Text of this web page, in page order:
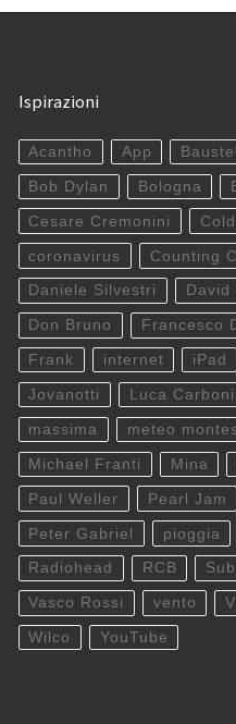
Ispirazioni
Acantho App
Bob Dylan Bologna
Cesare Cremonini
coronavirus Counting
Daniele Silvestri David
Don Bruno Francesco
Frank internet iPad
Jovanotti Luca Carboni
massima meteo
Michael Franti Mina
Paul Weller Pearl Jam
Peter Gabriel pioggia
Radiohead RCB
Vasco Rossi vento
Wilco YouTube